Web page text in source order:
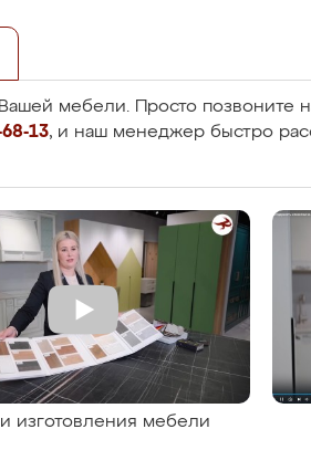
Вашей мебели. Просто позвоните
13, и наш менеджер быстро
изготовления мебели